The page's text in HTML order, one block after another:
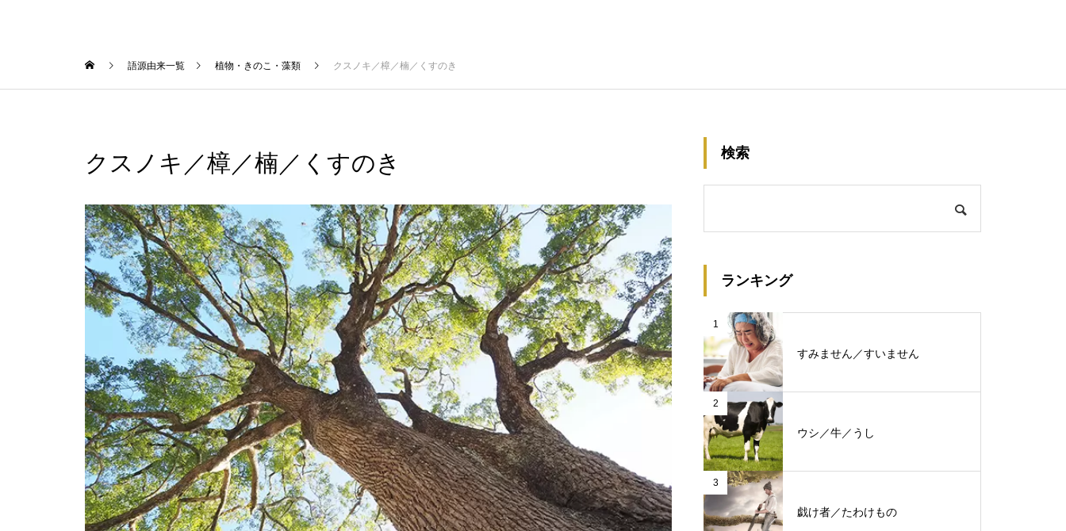
語源由来一覧 植物・きのこ・藻類 クスノキ／樟／楠／くすのき
クスノキ／樟／楠／くすのき 検索
ランキング
1
すみません／すいません
2
ウシ／牛／うし
3
戯け者／たわけもの